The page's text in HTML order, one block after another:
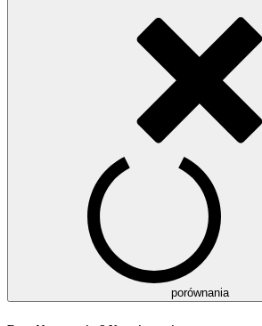
porównania